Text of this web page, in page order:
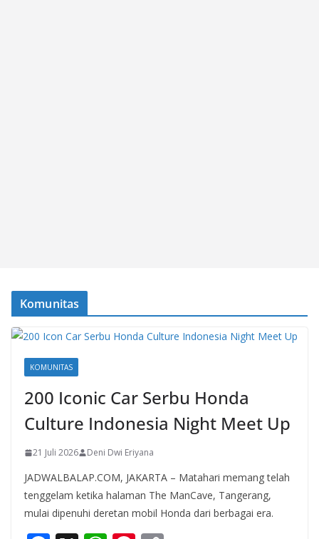
Komunitas
KOMUNITAS
200 Iconic Car Serbu Honda
Culture Indonesia Night Meet Up
21 Juli 2026 Deni Dwi Eriyana
JADWALBALAP.COM, JAKARTA – Matahari memang telah
tenggelam ketika halaman The ManCave, Tangerang,
mulai dipenuhi deretan mobil Honda dari berbagai era.